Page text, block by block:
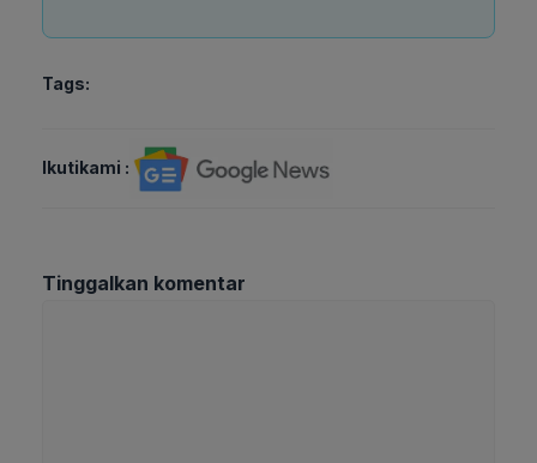
Tags:
Ikutikami :
Tinggalkan komentar